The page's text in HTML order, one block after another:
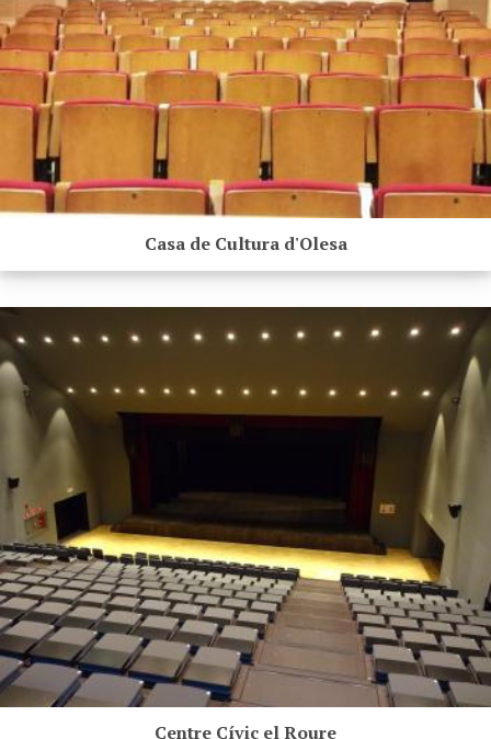
Casa de Cultura d'Olesa
Centre Cívic el Roure